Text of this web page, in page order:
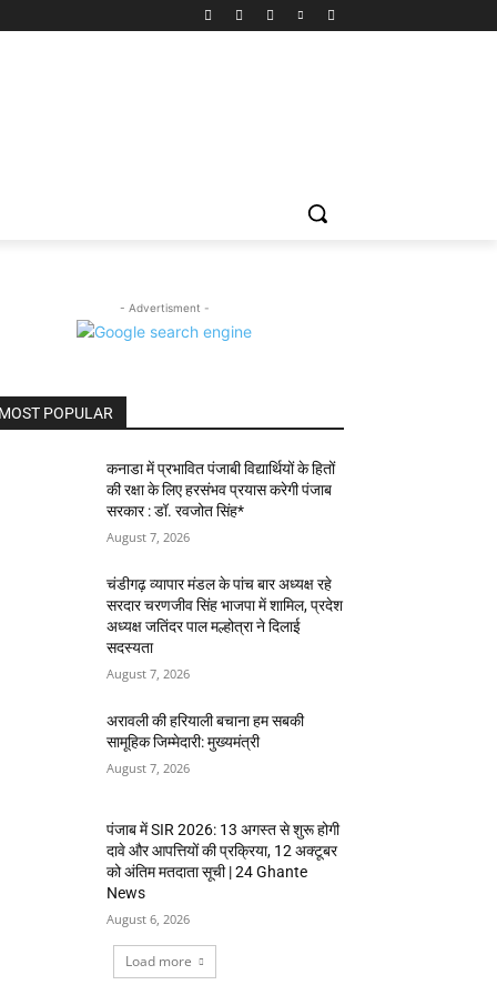
- Advertisment -
MOST POPULAR
कनाडा में प्रभावित पंजाबी विद्यार्थियों के हितों
की रक्षा के लिए हरसंभव प्रयास करेगी पंजाब
सरकार : डॉ. रवजोत सिंह*
August 7, 2026
चंडीगढ़ व्यापार मंडल के पांच बार अध्यक्ष रहे
सरदार चरणजीव सिंह भाजपा में शामिल, प्रदेश
अध्यक्ष जतिंदर पाल मल्होत्रा ने दिलाई
सदस्यता
August 7, 2026
अरावली की हरियाली बचाना हम सबकी
सामूहिक जिम्मेदारी: मुख्यमंत्री
August 7, 2026
पंजाब में SIR 2026: 13 अगस्त से शुरू होगी
दावे और आपत्तियों की प्रक्रिया, 12 अक्टूबर
को अंतिम मतदाता सूची | 24 Ghante
News
August 6, 2026
Load more